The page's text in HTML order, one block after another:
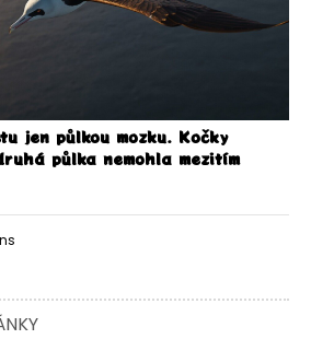
jen půlkou mozku. Kočky
půlka nemohla mezitím